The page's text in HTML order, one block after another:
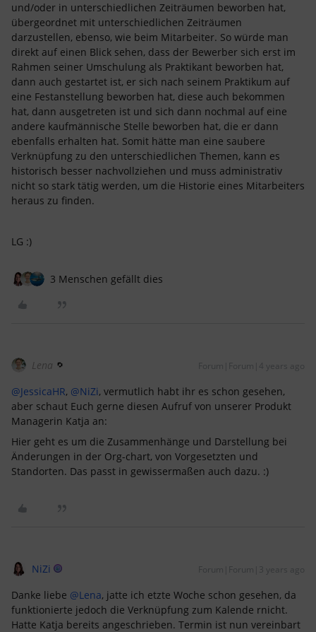
und/oder in unterschiedlichen Zeiträumen beworben hat,
übergeordnet mit unterschiedlichen Zeiträumen
darzustellen, ebenso, wie beim Mitarbeiter. So würde man
direkt auf einen Blick sehen, dass der Bewerber sich erst im
Rahmen seiner Umschulung als Praktikant beworben hat,
dann auch gestartet ist, er sich nach seinem Praktikum auf
eine Festanstellung beworben hat, diese auch bekommen
hat, dann ausgetreten ist und sich dann nochmal auf eine
andere kaufmännische Stelle beworben hat, die er dann
ebenfalls erhalten hat. Somit hätte man eine saubere
Verknüpfung zu den unterschiedlichen Themen, kann es
historisch besser nachvollziehen und muss administrativ
nicht so stark tätig werden, um die Historie eines Mitarbeiters
heraus zu finden.
LG :)
3 Menschen gefällt dies
Lena Forum|Forum|4 years ago
@JessicaHR, @NiZi, vermutlich habt ihr es schon gesehen,
aber schaut Euch gerne diesen Aufruf von unserer Produkt
Managerin Katja an:
Hier geht es um die Zusammenhänge und Darstellung bei
Änderungen in der Org-chart, von Vorgesetzten und
Standorten. Das passt in gewissermaßen auch dazu. :)
NiZi Forum|Forum|3 years ago
Danke liebe @Lena, jatte ich etzte Woche schon gesehen, da
funktionierte jedoch die Verknüpfung zum Kalende rnicht.
Hatte Katja bereits angeschrieben. Termin ist nun vereinbart